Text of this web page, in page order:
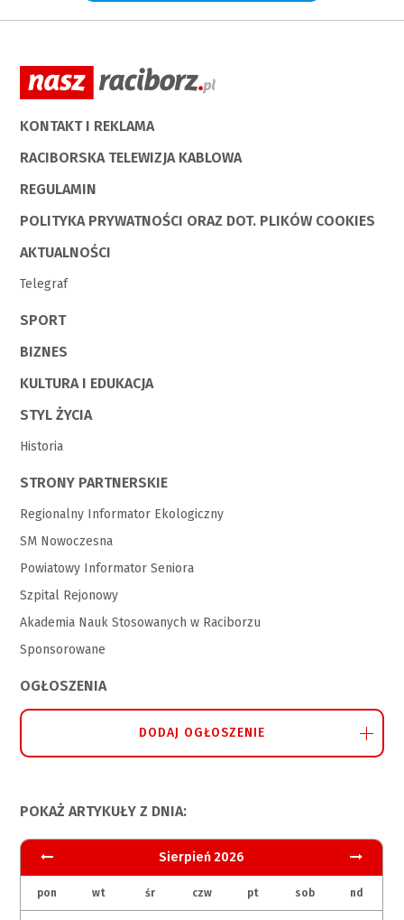
KONTAKT I REKLAMA
RACIBORSKA TELEWIZJA KABLOWA
REGULAMIN
POLITYKA PRYWATNOŚCI ORAZ DOT. PLIKÓW COOKIES
AKTUALNOŚCI
Telegraf
SPORT
BIZNES
KULTURA I EDUKACJA
STYL ŻYCIA
Historia
STRONY PARTNERSKIE
Regionalny Informator Ekologiczny
SM Nowoczesna
Powiatowy Informator Seniora
Szpital Rejonowy
Akademia Nauk Stosowanych w Raciborzu
Sponsorowane
OGŁOSZENIA
DODAJ OGŁOSZENIE
POKAŻ ARTYKUŁY Z DNIA:
Sierpień 2026
pon wt śr czw pt sob nd